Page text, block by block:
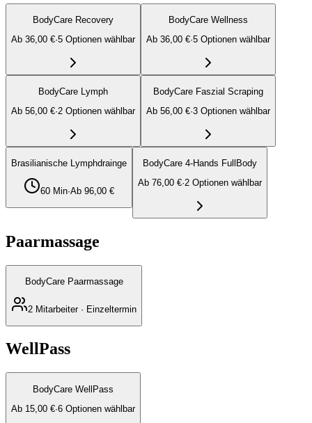
BodyCare Recovery
Ab 36,00 €·5 Optionen wählbar
BodyCare Wellness
Ab 36,00 €·5 Optionen wählbar
BodyCare Lymph
Ab 56,00 €·2 Optionen wählbar
BodyCare Faszial Scraping
Ab 56,00 €·3 Optionen wählbar
Brasilianische Lymphdrainge
60 Min·Ab 96,00 €
BodyCare 4-Hands FullBody
Ab 76,00 €·2 Optionen wählbar
Paarmassage
BodyCare Paarmassage
2 Mitarbeiter · Einzeltermin
WellPass
BodyCare WellPass
Ab 15,00 €·6 Optionen wählbar